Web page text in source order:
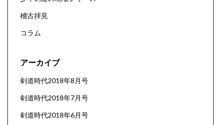
稽古拝見
コラム
アーカイブ
剣道時代2018年8月号
剣道時代2018年7月号
剣道時代2018年6月号